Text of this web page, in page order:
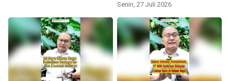
Senin, 27 Juli 2026